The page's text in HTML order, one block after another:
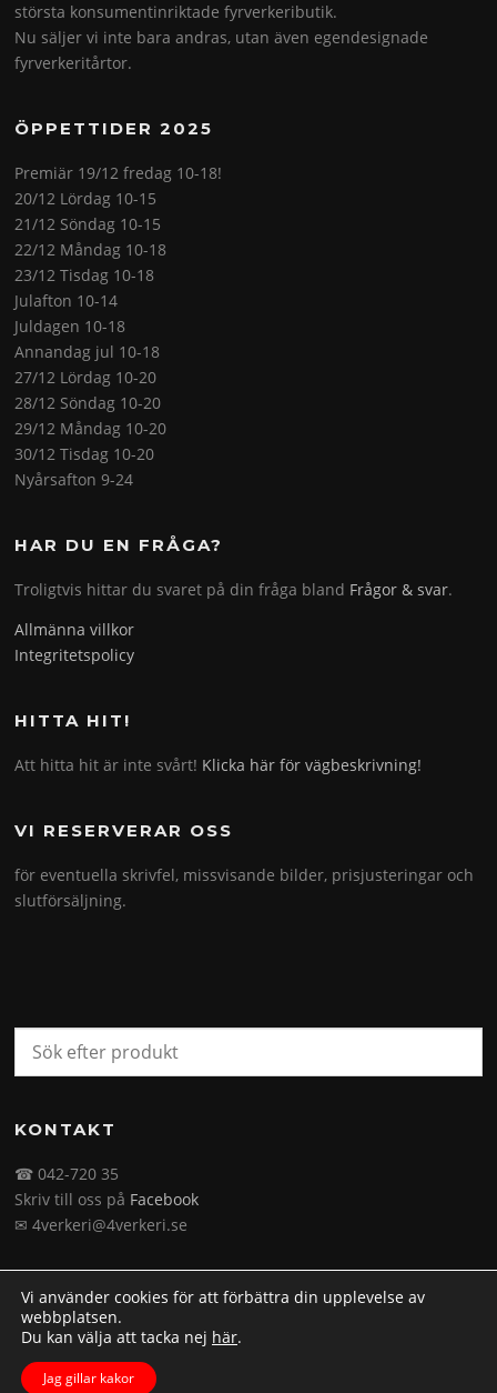
största konsumentinriktade fyrverkeributik.
Nu säljer vi inte bara andras, utan även egendesignade
fyrverkeritårtor.
ÖPPETTIDER 2025
Premiär 19/12 fredag 10-18!
20/12 Lördag 10-15
21/12 Söndag 10-15
22/12 Måndag 10-18
23/12 Tisdag 10-18
Julafton 10-14
Juldagen 10-18
Annandag jul 10-18
27/12 Lördag 10-20
28/12 Söndag 10-20
29/12 Måndag 10-20
30/12 Tisdag 10-20
Nyårsafton 9-24
HAR DU EN FRÅGA?
Troligtvis hittar du svaret på din fråga bland Frågor & svar.
Allmänna villkor
Integritetspolicy
HITTA HIT!
Att hitta hit är inte svårt! Klicka här för vägbeskrivning!
VI RESERVERAR OSS
för eventuella skrivfel, missvisande bilder, prisjusteringar och
slutförsäljning.
KONTAKT
☎ 042-720 35
Skriv till oss på Facebook
✉ 4verkeri@4verkeri.se
Upphovsrätt © 2026 4verkeri.se. Alla rättigheter förbehålls.
Screenr parallax theme
Vi använder cookies för att förbättra din upplevelse av
webbplatsen.
Du kan välja att tacka nej här.
Jag gillar kakor